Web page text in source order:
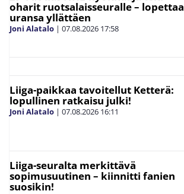
oharit ruotsalaisseuralle – lopettaa
uransa yllättäen
Joni Alatalo | 07.08.2026 17:58
Liiga-paikkaa tavoitellut Ketterä:
lopullinen ratkaisu julki!
Joni Alatalo | 07.08.2026 16:11
Liiga-seuralta merkittävä
sopimusuutinen – kiinnitti fanien
suosikin!